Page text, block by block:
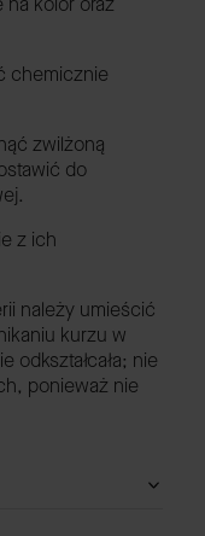
chemicznie
zwilżoną
do
z ich
należy umieścić
kurzu w
odkształcała; nie
ponieważ nie